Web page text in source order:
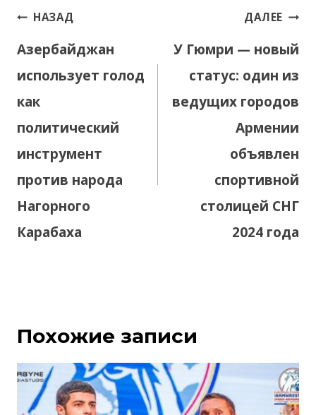
Навигация
записям
НАЗАД
Азербайджан
использует голод
как
политический
инструмент
против народа
Нагорного
Карабаха
ДАЛЕЕ
У Гюмри — новый
статус: один из
ведущих городов
Армении
объявлен
спортивной
столицей СНГ
2024 года
Похожие записи